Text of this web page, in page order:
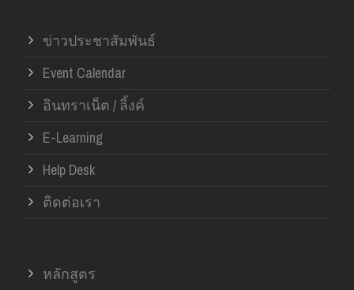
ข่าวประชาสัมพันธ์
Event Calendar
อินทราเน็ต / ลิ้งค์
E-Learning
Help Desk
ติดต่อเรา
หลักสูตร